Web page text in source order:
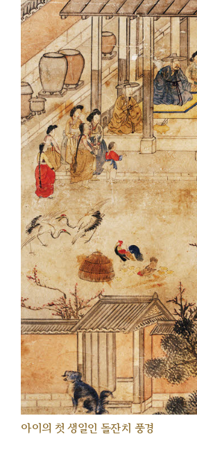
아이의 첫 생일인 돌잔치 풍경